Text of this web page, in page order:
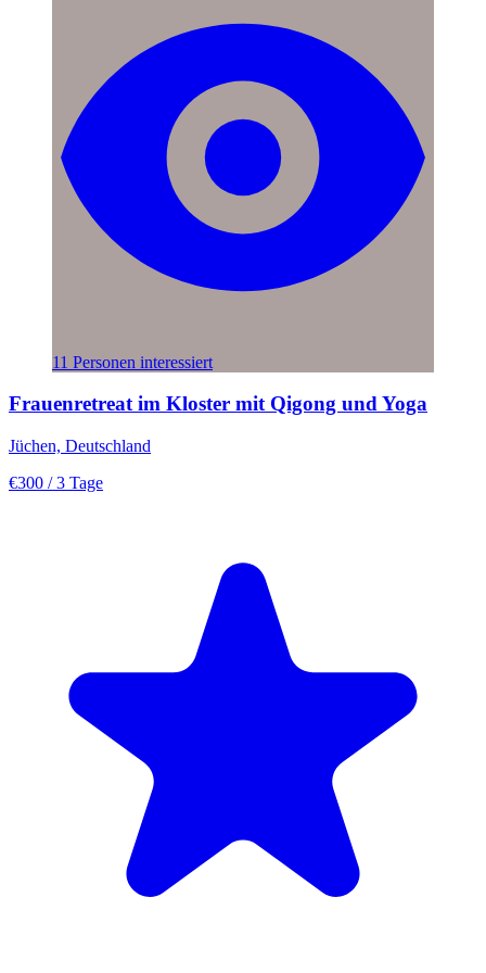
11 Personen interessiert
Frauenretreat im Kloster mit Qigong und Yoga
Jüchen, Deutschland
€300 / 3 Tage